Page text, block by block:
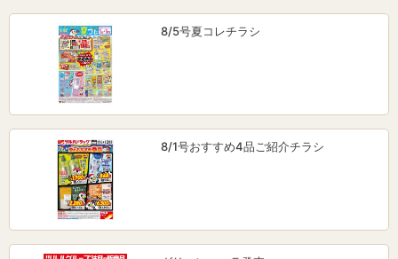
8/5号夏コレチラシ
8/1号おすすめ4品ご紹介チラシ